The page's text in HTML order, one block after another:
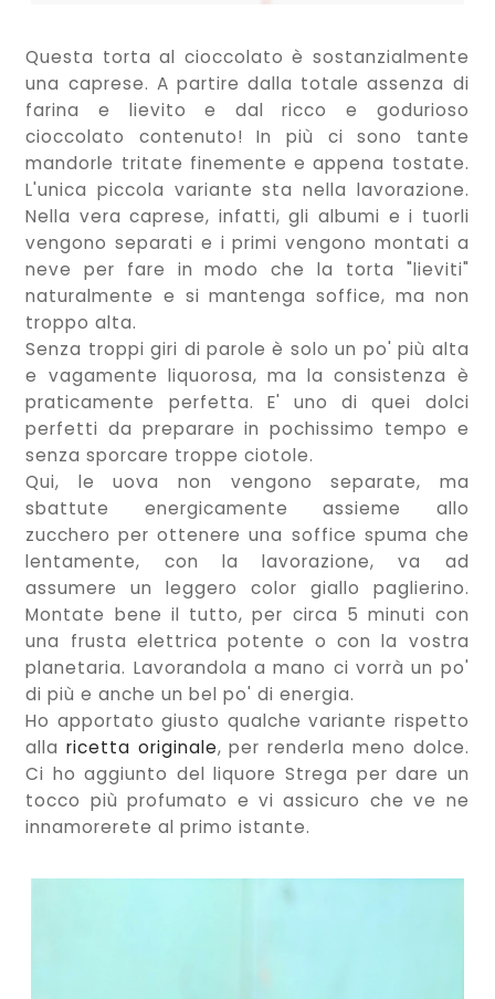
Questa torta al cioccolato è sostanzialmente
una caprese. A partire dalla totale assenza di
farina e lievito e dal ricco e godurioso
cioccolato contenuto! In più ci sono tante
mandorle tritate finemente e appena tostate.
L'unica piccola variante sta nella lavorazione.
Nella vera caprese, infatti, gli albumi e i tuorli
vengono separati e i primi vengono montati a
neve per fare in modo che la torta "lieviti"
naturalmente e si mantenga soffice, ma non
troppo alta.
Senza troppi giri di parole è solo un po' più alta
e vagamente liquorosa, ma la consistenza è
praticamente perfetta. E' uno di quei dolci
perfetti da preparare in pochissimo tempo e
senza sporcare troppe ciotole.
Qui, le uova non vengono separate, ma
sbattute energicamente assieme allo
zucchero per ottenere una soffice spuma che
lentamente, con la lavorazione, va ad
assumere un leggero color giallo paglierino.
Montate bene il tutto, per circa 5 minuti con
una frusta elettrica potente o con la vostra
planetaria. Lavorandola a mano ci vorrà un po'
di più e anche un bel po' di energia.
Ho apportato giusto qualche variante rispetto
allaricetta originale, per renderla meno dolce.
Ci ho aggiunto del liquore Strega per dare un
tocco più profumato e vi assicuro che ve ne
innamorerete al primo istante.